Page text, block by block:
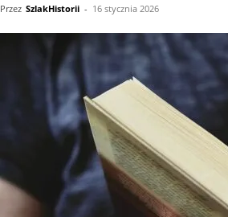
Przez SzlakHistorii - 16 stycznia 2026